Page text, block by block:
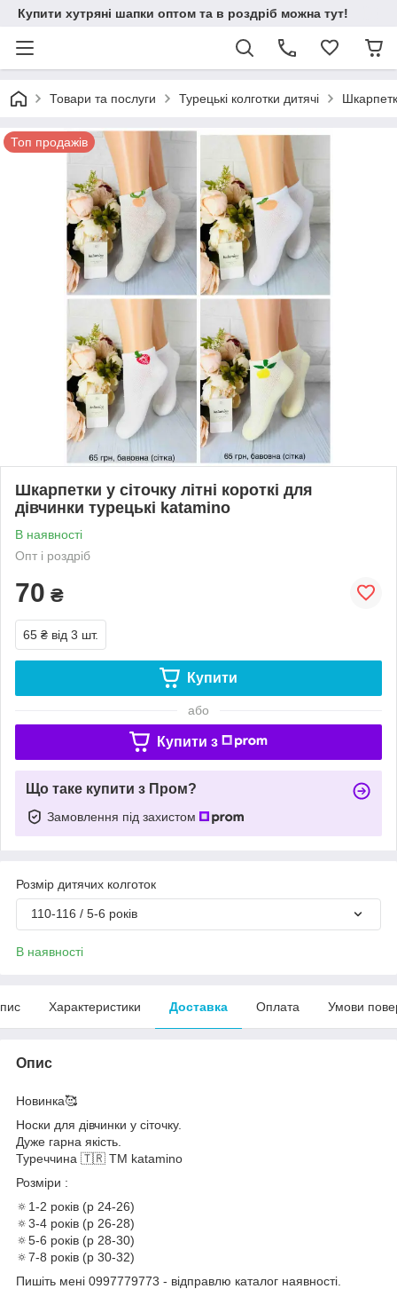
Купити хутряні шапки оптом та в роздріб можна тут!
Товари та послуги Турецькі колготки дитячі
Топ продажів
Шкарпетки у сіточку літні короткі для
дівчинки турецькі katamino
В наявності
Опт і роздріб
70 ₴
65 ₴ від 3 шт.
Купити
або
Купити з
Що таке купити з Пром?
Замовлення під захистом
Розмір дитячих колготок
110-116 / 5-6 років
В наявності
Характеристики Доставка Оплата Умови
Опис
Новинка🥰
Носки для дівчинки у сіточку.
Дуже гарна якість.
Туреччина 🇹🇷 ТМ katamino
Розміри :
🔅1-2 років (р 24-26)
🔅3-4 років (р 26-28)
🔅5-6 років (р 28-30)
🔅7-8 років (р 30-32)
Пишіть мені 0997779773 - відправлю каталог наявності.